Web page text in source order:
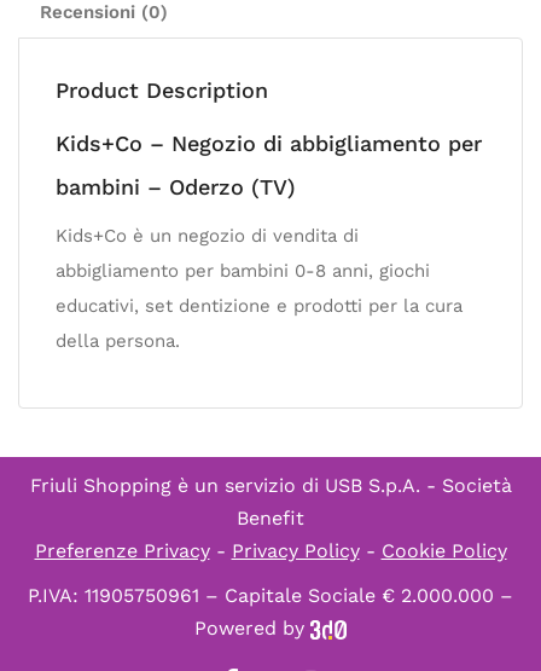
Recensioni (0)
Product Description
Kids+Co – Negozio di abbigliamento per
bambini – Oderzo (TV)
Kids+Co è un negozio di vendita di
abbigliamento per bambini 0-8 anni, giochi
educativi, set dentizione e prodotti per la cura
della persona.
Friuli Shopping è un servizio di USB S.p.A. - Società
Benefit
Preferenze Privacy- Privacy Policy- Cookie Policy
P.IVA: 11905750961 – Capitale Sociale € 2.000.000 –
Powered by